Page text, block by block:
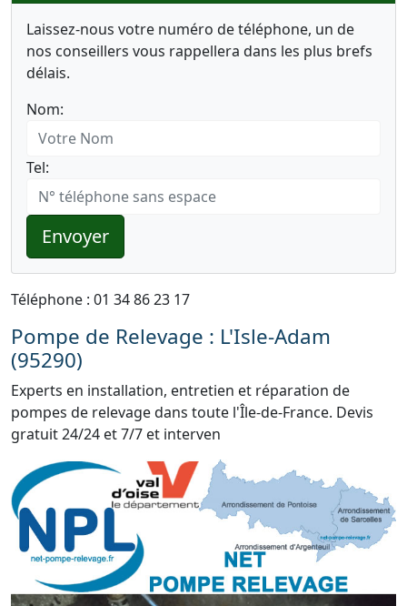
Laissez-nous votre numéro de téléphone, un de
nos conseillers vous rappellera dans les plus brefs
délais.
Nom:
Tel:
Envoyer
Téléphone : 01 34 86 23 17
Pompe de Relevage : L'Isle-Adam
(95290)
Experts en installation, entretien et réparation de
pompes de relevage dans toute l'Île-de-France. Devis
gratuit 24/24 et 7/7 et interven